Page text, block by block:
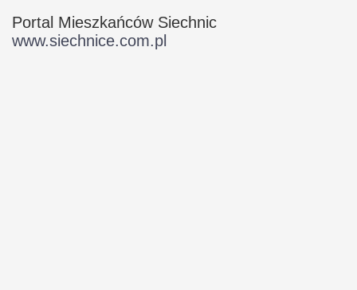
Portal Mieszkańców Siechnic
www.siechnice.com.pl